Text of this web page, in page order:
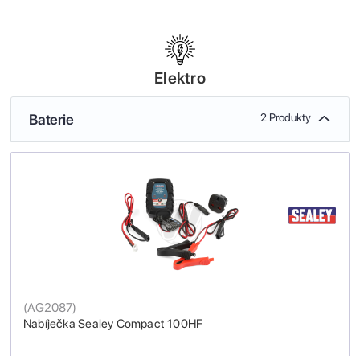
Elektro
Baterie 2 Produkty
Nabíječka Sealey Compact 100HF
(AG2087)